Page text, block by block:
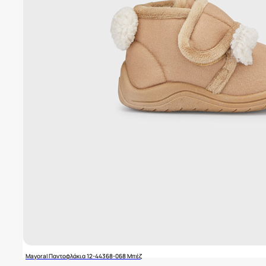
Mayoral Παντοφλάκια 12-44368-068 Μπέζ